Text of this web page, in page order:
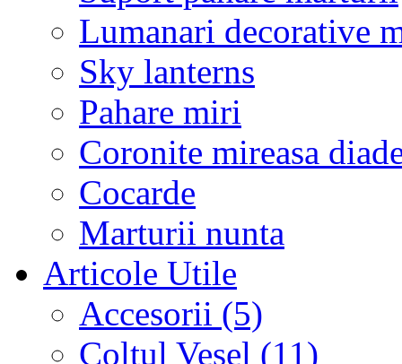
Lumanari decorative
Sky lanterns
Pahare miri
Coronite mireasa
Cocarde
Marturii nunta
Articole Utile
Accesorii (5)
Coltul Vesel (11)